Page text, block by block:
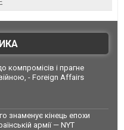
компромісів і прагне
- Foreign Affairs
знаменує кінець епохи
армії — NYT